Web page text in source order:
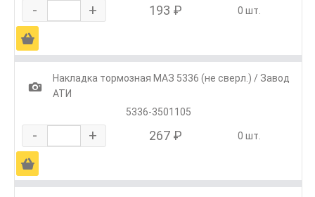
- + 193 ₽ 0 шт.
Ä
1
Накладка тормозная МАЗ 5336 (не сверл.) / Завод
АТИ
5336-3501105
- + 267 ₽ 0 шт.
Ä